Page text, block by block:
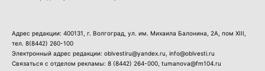
Адрес редакции: 400131, г. Волгоград, ул. им. Михаила Балонина, 2А, пом XIII,
тел. 8(8442) 260-100
Электронный адрес редакции: oblvestiru@yandex.ru, info@oblvesti.ru
Связаться с отделом рекламы: 8 (8442) 264-000 , tumanova@fm104.ru